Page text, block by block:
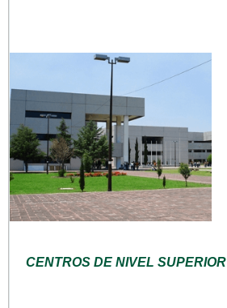
CENTROS DE NIVEL SUPERIOR